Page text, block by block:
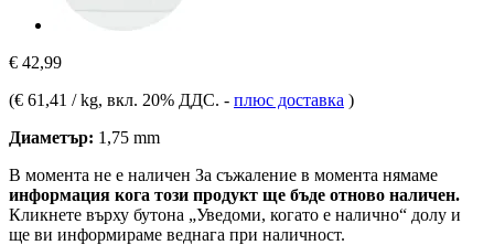
€ 42,99
(€ 61,41 / kg, вкл. 20% ДДС. - плюс доставка )
Диаметър: 1,75 mm
В момента не е наличен За съжаление в момента нямаме
информация кога този продукт ще бъде отново наличен.
Кликнете върху бутона „Уведоми, когато е налично“ долу и
ще ви информираме веднага при наличност.